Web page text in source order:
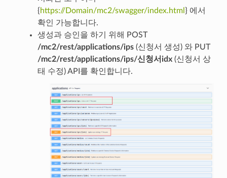
{ https://Domain/mc2/swagger/index.html } 에서
확인 가능합니다.
생성과 승인을 하기 위해 POST
/mc2/rest/applications/ips(신청서 생성) 와 PUT
/mc2/rest/applications/ips/신청서idx(신청서 상
태 수정) API를 확인합니다.